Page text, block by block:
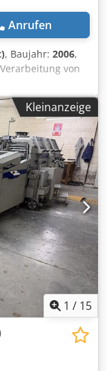
Anrufen
, Baujahr: 2006,
von
-
-
PS -
in 2
von
Kleinanzeige
1 / 15